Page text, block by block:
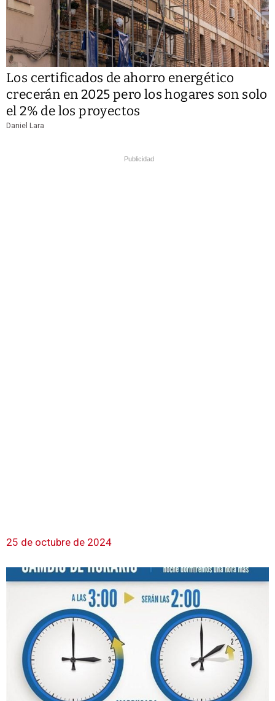
Los certificados de ahorro energético
crecerán en 2025 pero los hogares son solo
el 2% de los proyectos
Daniel Lara
Publicidad
25 de octubre de 2024